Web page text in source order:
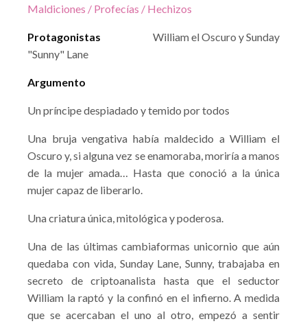
Maldiciones / Profecías / Hechizos
Protagonistas
William el Oscuro y Sunday
"Sunny" Lane
Argumento
Un príncipe despiadado y temido por todos
Una bruja vengativa había maldecido a William el
Oscuro y, si alguna vez se enamoraba, moriría a manos
de la mujer amada… Hasta que conoció a la única
mujer capaz de liberarlo.
Una criatura única, mitológica y poderosa.
Una de las últimas cambiaformas unicornio que aún
quedaba con vida, Sunday Lane, Sunny, trabajaba en
secreto de criptoanalista hasta que el seductor
William la raptó y la confinó en el infierno. A medida
que se acercaban el uno al otro, empezó a sentir